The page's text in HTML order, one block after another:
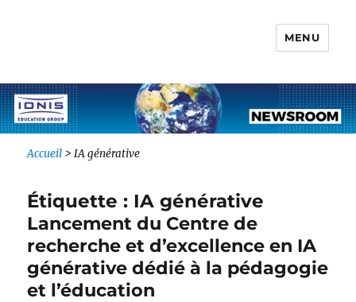
MENU
Accueil >IA générative
Étiquette : IA générative
Lancement du Centre de
recherche et d’excellence en IA
générative dédié à la pédagogie
et l’éducation